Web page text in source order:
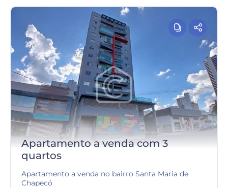
Apartamento a venda com 3
quartos
Apartamento a venda no bairro Santa Maria de
Chapecó